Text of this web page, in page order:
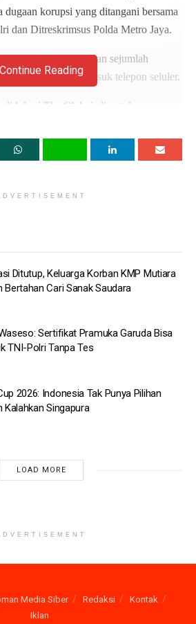
korupsi yang ditangani bersama
dan Ditreskrimsus Polda Metro Jaya.
juga mengamankan sejumlah
elektronik, termasuk telepon seluler.
di lokasi The Club, jadi untuk
dan beberapa elektronik termasuk
Tipikor Polri, Irjen Totok
Pramuka Garuda Bisa Masuk
Tak Punya Pilihan Selain
di Aceh Hampir 714 Ribu Jiwa
Fasilitas Senilai Rp 3 Miliar
Kepemilikan 60 persen saham di
dalam brankas tersebut terdiri atas mata
yang kita sita SGD 3.000… mohon
uang tunai Rp 259.159.000.
dalam bentuk rupiah kira-kira hampir
Continue Reading
Ditutup, Keluarga Korban KMP Mutiara
Bertahan Cari Sanak Saudara
Sertifikat Pramuka Garuda Bisa
TNI-Polri Tanpa Tes
2026: Indonesia Tak Punya Pilihan
Kalahkan Singapura
LOAD MORE
Media Siber Redaksi
Kontak
Iklan